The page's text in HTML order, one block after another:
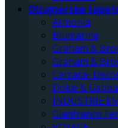
Dizajnerske
Armonia
Blumarine
Graham &
Graham &
Carrara-
Dolce &
INDUSTRIE
Gianfranco